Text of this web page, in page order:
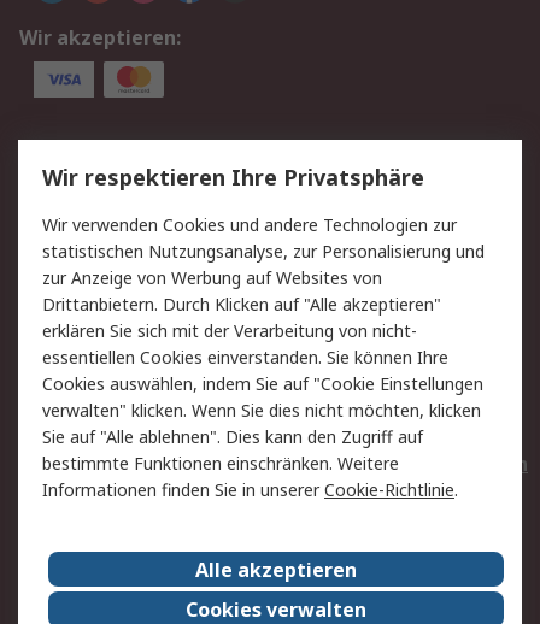
Wir akzeptieren:
Service
Value Added Services
Lieferlösungen
Rücksendungen
Kontakt
Hilfe
Privatkunden
Rechtliches
AGB
Datenschutz
Cookie-Richtlinie
Zahlungsbedingungen
Copyright/Impressum
Entsorgung
Elektrogeräte/Batterien
RS weltweit
Karriere bei RS
Nachhaltigkeit
Wir respektieren Ihre Privatsphäre
Wir verwenden Cookies und andere Technologien zur
statistischen Nutzungsanalyse, zur Personalisierung und
zur Anzeige von Werbung auf Websites von
Drittanbietern. Durch Klicken auf "Alle akzeptieren"
erklären Sie sich mit der Verarbeitung von nicht-
essentiellen Cookies einverstanden. Sie können Ihre
Cookies auswählen, indem Sie auf "Cookie Einstellungen
verwalten" klicken. Wenn Sie dies nicht möchten, klicken
Sie auf "Alle ablehnen". Dies kann den Zugriff auf
bestimmte Funktionen einschränken. Weitere
Informationen finden Sie in unsererCookie-Richtlinie.
Alle akzeptieren
Cookies verwalten